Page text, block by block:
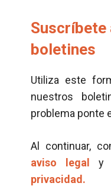
Suscríbete
boletines
Utiliza este
nuestros
problema ponte
Al continuar,
aviso legal
y
privacidad.